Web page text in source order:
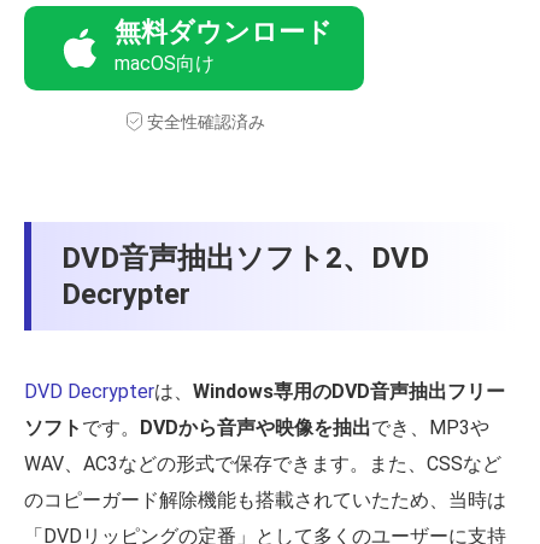
無料ダウンロード
macOS向け
安全性確認済み
DVD音声抽出ソフト2、DVD
Decrypter
DVD Decrypterは、 Windows専用のDVD音声抽出フリー
ソフト です。 DVDから音声や映像を抽出でき、MP3や
WAV、AC3などの形式で保存できます。また、CSSなど
のコピーガード解除機能も搭載されていたため、当時は
「DVDリッピングの定番」として多くのユーザーに支持